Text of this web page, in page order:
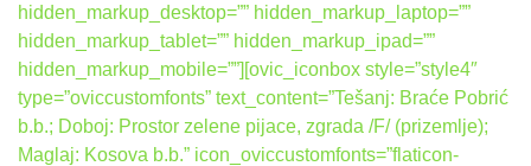
hidden_markup_desktop=”” hidden_markup_laptop=””
hidden_markup_tablet=”” hidden_markup_ipad=””
hidden_markup_mobile=””][ovic_iconbox style=”style4″
type=”oviccustomfonts” text_content=”Tešanj: Braće Pobrić
b.b.; Doboj: Prostor zelene pijace, zgrada /F/ (prizemlje);
Maglaj: Kosova b.b.” icon_oviccustomfonts=”flaticon-